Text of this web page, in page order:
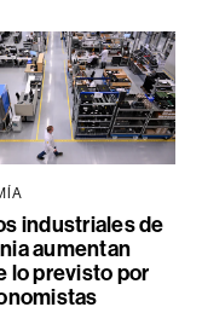
industriales de
aumentan
lo previsto por